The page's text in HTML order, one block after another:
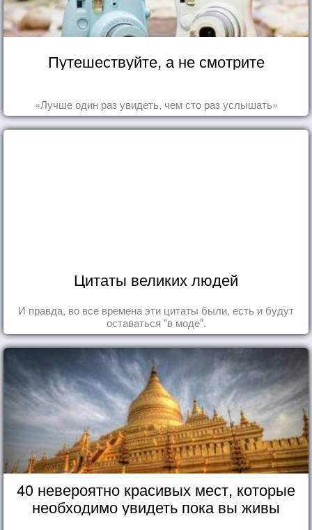
Путешествуйте, а не смотрите
«Лучше один раз увидеть, чем сто раз услышать»
Цитаты великих людей
И правда, во все времена эти цитаты были, есть и будут
оставаться "в моде".
40 невероятно красивых мест, которые
необходимо увидеть пока вы живы